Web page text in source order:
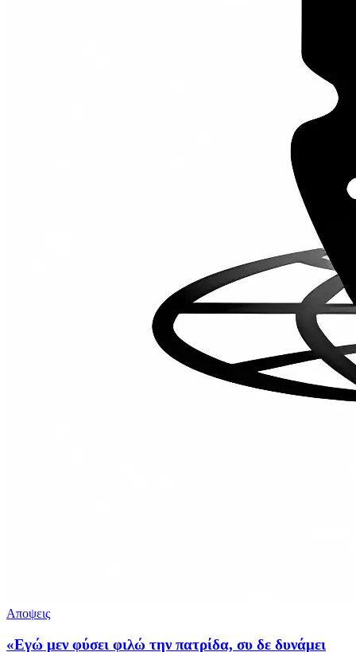
Αποψεις
«Εγώ μεν φύσει φιλώ την πατρίδα, συ δε δυνάμει